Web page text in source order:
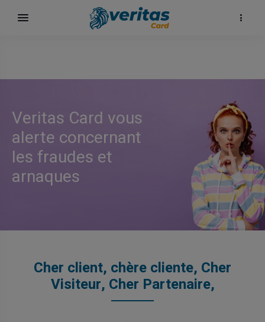
Veritas Card vous
alerte concernant
les fraudes et
arnaques
Cher client, chère cliente, Cher
Visiteur, Cher Partenaire,